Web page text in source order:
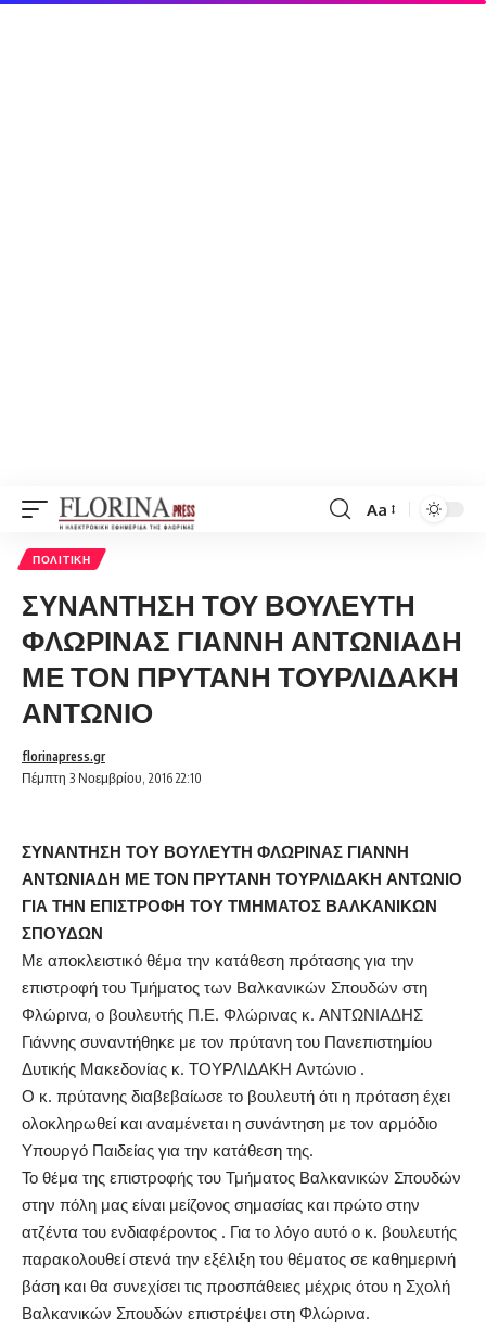
Font
Aa
ΠΟΛΙΤΙΚΉ
ΣΥΝΑΝΤΗΣΗ ΤΟΥ ΒΟΥΛΕΥΤΗ
ΦΛΩΡΙΝΑΣ ΓΙΑΝΝΗ ΑΝΤΩΝΙΑΔΗ
ΜΕ ΤΟΝ ΠΡΥΤΑΝΗ ΤΟΥΡΛΙΔΑΚΗ
ΑΝΤΩΝΙΟ
Πέμπτη 3 Νοεμβρίου, 2016 22:10
florinapress.gr
ΣΥΝΑΝΤΗΣΗ ΤΟΥ ΒΟΥΛΕΥΤΗ ΦΛΩΡΙΝΑΣ ΓΙΑΝΝΗ
ΑΝΤΩΝΙΑΔΗ ΜΕ ΤΟΝ ΠΡΥΤΑΝΗ ΤΟΥΡΛΙΔΑΚΗ ΑΝΤΩΝΙΟ
ΓΙΑ ΤΗΝ ΕΠΙΣΤΡΟΦΗ ΤΟΥ ΤΜΗΜΑΤΟΣ ΒΑΛΚΑΝΙΚΩΝ
ΣΠΟΥΔΩΝ
Με αποκλειστικό θέμα την κατάθεση πρότασης για την
επιστροφή του Τμήματος των Βαλκανικών Σπουδών στη
Φλώρινα, ο βουλευτής Π.Ε. Φλώρινας κ. ΑΝΤΩΝΙΑΔΗΣ
Γιάννης συναντήθηκε με τον πρύτανη του Πανεπιστημίου
Δυτικής Μακεδονίας κ. ΤΟΥΡΛΙΔΑΚΗ Αντώνιο .
Ο κ. πρύτανης διαβεβαίωσε το βουλευτή ότι η πρόταση έχει
ολοκληρωθεί και αναμένεται η συνάντηση με τον αρμόδιο
Υπουργό Παιδείας για την κατάθεση της.
Το θέμα της επιστροφής του Τμήματος Βαλκανικών Σπουδών
στην πόλη μας είναι μείζονος σημασίας και πρώτο στην
ατζέντα του ενδιαφέροντος . Για το λόγο αυτό ο κ. βουλευτής
παρακολουθεί στενά την εξέλιξη του θέματος σε καθημερινή
βάση και θα συνεχίσει τις προσπάθειες μέχρις ότου η Σχολή
Βαλκανικών Σπουδών επιστρέψει στη Φλώρινα.